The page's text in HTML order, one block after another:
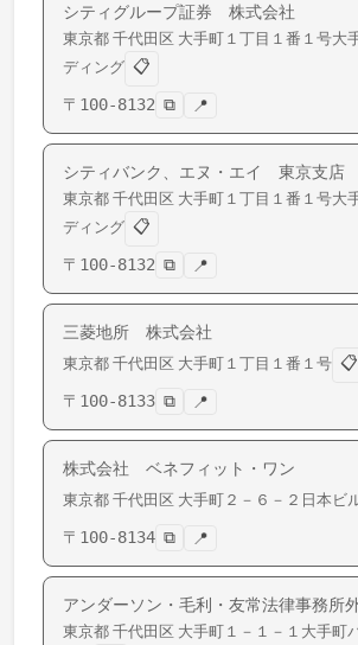
シティグループ証券 株式会社
東京都 千代田区 大手町 １丁目１番１号大
ディング 📋
〒 100-8132 ⧉ 📍
シティバンク、エヌ・エイ 東京支店
東京都 千代田区 大手町 １丁目１番１号大
ディング 📋
〒 100-8132 ⧉ 📍
三菱地所 株式会社
東京都 千代田区 大手町 １丁目１番１号 📋
〒 100-8133 ⧉ 📍
株式会社 ベネフィット・ワン
東京都 千代田区 大手町 ２－６－２日本ビ
〒 100-8134 ⧉ 📍
アンダーソン・毛利・友常法律事務所
東京都 千代田区 大手町 １－１－１大手町